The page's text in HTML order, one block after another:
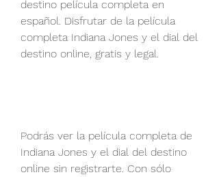
destino película completa en
español. Disfrutar de la película
completa Indiana Jones y el dial del
destino online, gratis y legal.
Podrás ver la película completa de
Indiana Jones y el dial del destino
online sin registrarte. Con sólo